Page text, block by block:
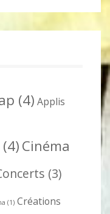
(4) Applis
(4) Cinéma
(3)
(1) Créations